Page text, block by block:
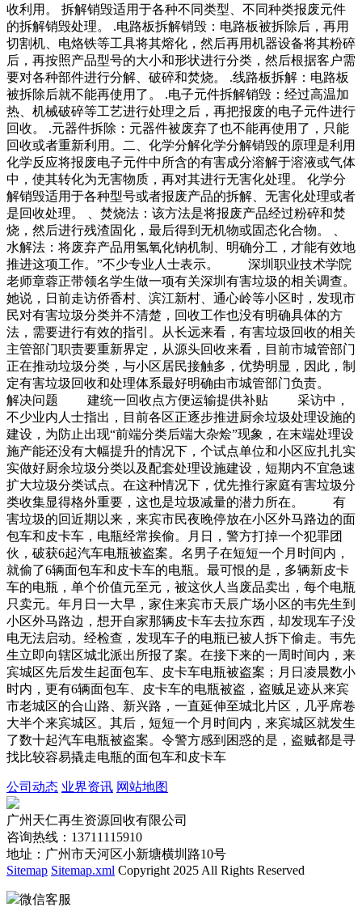
收利用。 拆解销毁适用于各种不同类型、不同种类报废元件
的拆解销毁处理。 .电路板拆解销毁：电路板被拆除后，再用
切割机、电烙铁等工具将其熔化，然后再用机器设备将其粉碎
后，再按照产品型号的大小和形状进行分类，然后根据客户需
要对各种部件进行分解、破碎和焚烧。 .线路板拆解：电路板
被拆除后就不能再使用了。 .电子元件拆解销毁：经过高温加
热、机械破碎等工艺进行处理之后，再把报废的电子元件进行
回收。 .元器件拆除：元器件被废弃了也不能再使用了，只能
回收或者重新利用。二、化学分解化学分解销毁的原理是利用
化学反应将报废电子元件中所含的有害成分溶解于溶液或气体
中，使其转化为无害物质，再对其进行无害化处理。 化学分
解销毁适用于各种型号或者报废产品的拆解、无害化处理或者
是回收处理。 、焚烧法：该方法是将报废产品经过粉碎和焚
烧，然后进行残渣固化，最后得到无机物或固态化合物。 、
水解法：将废弃产品用氢氧化钠机制、明确分工，才能有效地
推进这项工作。”不少专业人士表示。 深圳职业技术学院
老师章蓉正带领名学生做一项有关深圳有害垃圾的相关调查。
她说，日前走访侨香村、滨江新村、通心岭等小区时，发现市
民对有害垃圾分类并不清楚，回收工作也没有明确具体的方
法，需要进行有效的指引。从长远来看，有害垃圾回收的相关
主管部门职责要重新界定，从源头回收来看，目前市城管部门
正在推动垃圾分类，与小区居民接触多，优势明显，因此，制
定有害垃圾回收和处理体系最好明确由市城管部门负责。
解决问题 建统一回收点方便运输提供补贴 采访中，
不少业内人士指出，目前各区正逐步推进厨余垃圾处理设施的
建设，为防止出现“前端分类后端大杂烩”现象，在末端处理设
施产能还没有大幅提升的情况下，个试点单位和小区应扎扎实
实做好厨余垃圾分类以及配套处理设施建设，短期内不宜急速
扩大垃圾分类试点。在这种情况下，优先推行家庭有害垃圾分
类收集显得格外重要，这也是垃圾减量的潜力所在。 有
害垃圾的回近期以来，来宾市民夜晚停放在小区外马路边的面
包车和皮卡车，电瓶经常挨偷。月日，警方打掉一个犯罪团
伙，破获6起汽车电瓶被盗案。名男子在短短一个月时间内，
就偷了6辆面包车和皮卡车的电瓶。最可恨的是，多辆新皮卡
车的电瓶，单个价值元至元，被这伙人当废品卖出，每个电瓶
只卖元。年月日一大早，家住来宾市天辰广场小区的韦先生到
小区外马路边，想开自家那辆皮卡车去拉东西，却发现车子没
电无法启动。经检查，发现车子的电瓶已被人拆下偷走。韦先
生立即向辖区城北派出所报了案。在接下来的一周时间内，来
宾城区先后发生起面包车、皮卡车电瓶被盗案；月日凌晨数小
时内，更有6辆面包车、皮卡车的电瓶被盗，盗贼足迹从来宾
市老城区的合山路、新兴路，一直延伸至城北片区，几乎席卷
大半个来宾城区。其后，短短一个月时间内，来宾城区就发生
了数十起汽车电瓶被盗案。令警方感到困惑的是，盗贼都是寻
找比较容易撬走电瓶的面包车和皮卡车
公司动态 业界资讯 网站地图
广州天仁再生资源回收有限公司
咨询热线：13711115910
地址：广州市天河区小新塘横圳路10号
Sitemap Sitemap.xml Copyright 2025 All Rights Reserved
微信客服